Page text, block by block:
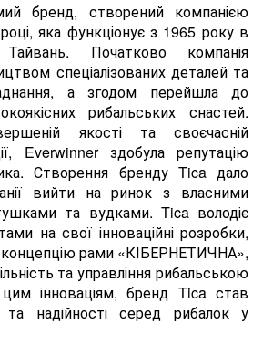
бренд, створений компанією
яка функціонує з 1965 року в
Початково компанія
спеціалізованих деталей та
а згодом перейшла до
рибальських снастей.
якості та своєчасній
Everwinner здобула репутацію
Створення бренду Tica дало
вийти на ринок з власними
та вудками. Tica володіє
на свої інноваційні розробки,
концепцію рами «КІБЕРНЕТИЧНА»,
та управління рибальською
інноваціям, бренд Tica став
надійності серед рибалок у